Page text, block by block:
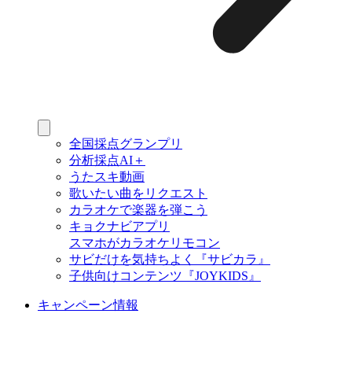
全国採点グランプリ
分析採点AI＋
うたスキ動画
歌いたい曲をリクエスト
カラオケで楽器を弾こう
キョクナビアプリ
スマホがカラオケリモコン
サビだけを気持ちよく『サビカラ』
子供向けコンテンツ『JOYKIDS』
キャンペーン情報